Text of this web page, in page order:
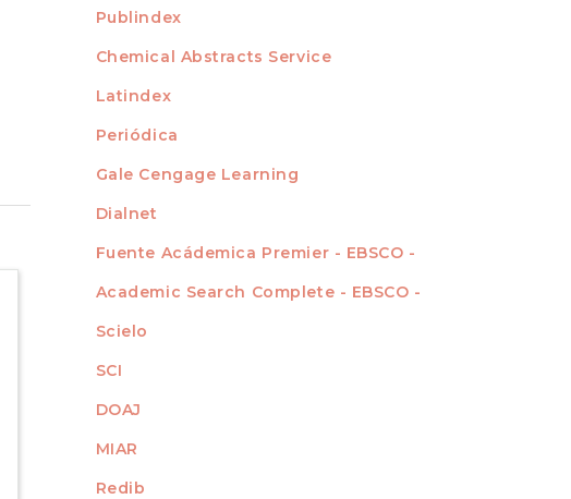
For Readers
For Librarians
INDEXADA EN
Publindex
Chemical Abstracts Service
Latindex
Periódica
Gale Cengage Learning
Dialnet
Fuente Acádemica Premier - EBSCO -
Academic Search Complete - EBSCO -
Scielo
SCI
DOAJ
MIAR
Redib